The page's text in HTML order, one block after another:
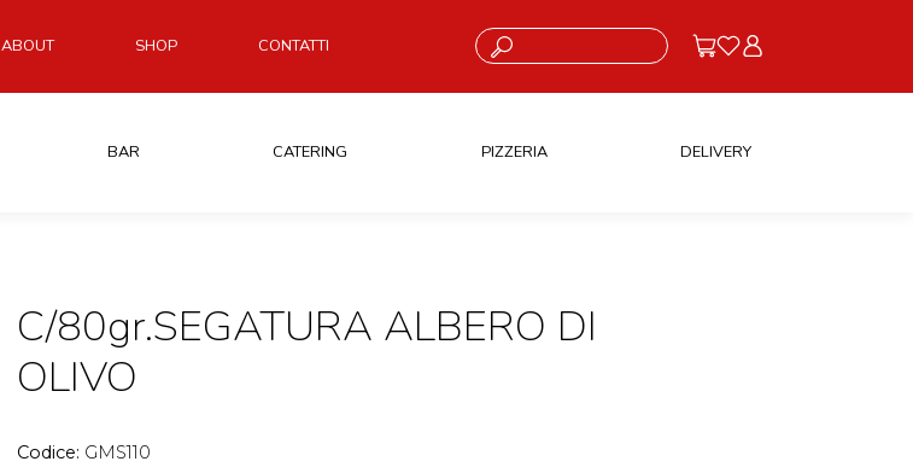
ABOUT SHOP CONTATTI Cosa stai cercando?
BAR CATERING PIZZERIA DELIVERY
C/80gr.SEGATURA ALBERO DI
OLIVO
Codice: GMS110